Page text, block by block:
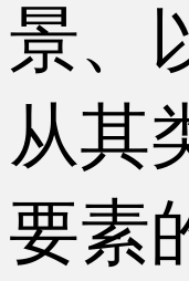
景、
从其
要素